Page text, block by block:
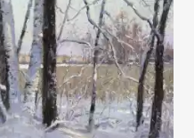
rakovgallery.ru